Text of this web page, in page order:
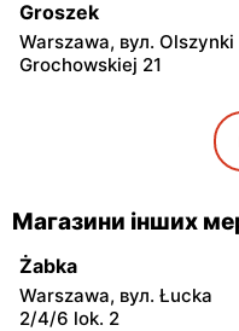
Groszek
Warszawa, вул. Olszynki
Grochowskiej 21
Groszek
Warszawska 278
Groszek
Магазини інших
Żabka
Warszawa, вул. Łucka
2/4/6 lok. 2